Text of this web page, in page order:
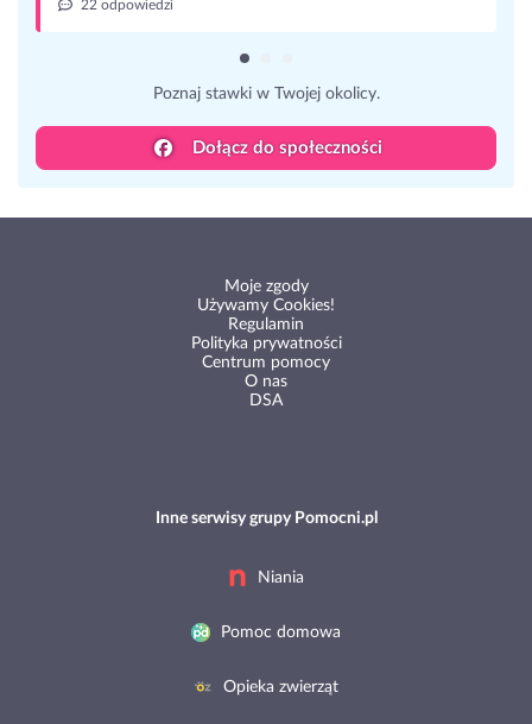
22 odpowiedzi
Poznaj stawki w Twojej okolicy.
Dołącz do społeczności
Moje zgody
Używamy Cookies!
Regulamin
Polityka prywatności
Centrum pomocy
O nas
DSA
Inne serwisy grupy Pomocni.pl
Niania
Pomoc domowa
Opieka zwierząt